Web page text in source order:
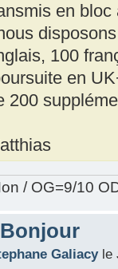
en bloc
100
en
200
/ OG=9/10
Galiacyle